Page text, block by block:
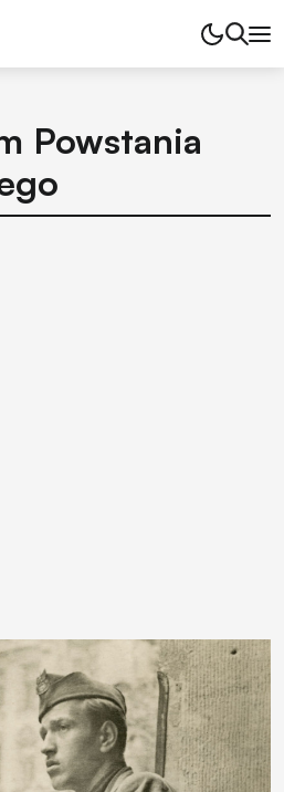
Powstania